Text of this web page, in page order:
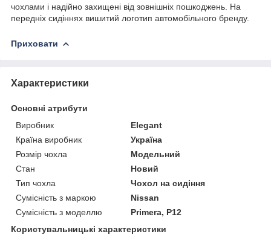
чохлами і надійно захищені від зовнішніх пошкоджень. На
передніх сидіннях вишитий логотип автомобільного бренду.
Приховати
Характеристики
Основні атрибути
Виробник
Elegant
Країна виробник
Україна
Розмір чохла
Модельний
Стан
Новий
Тип чохла
Чохол на сидіння
Сумісність з маркою
Nissan
Сумісність з моделлю
Primera, P12
Користувальницькі характеристики